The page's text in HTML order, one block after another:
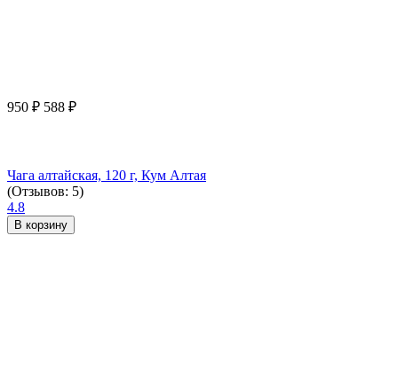
950 ₽ 588 ₽
Чага алтайская, 120 г, Кум Алтая
(Отзывов: 5)
4.8
В корзину